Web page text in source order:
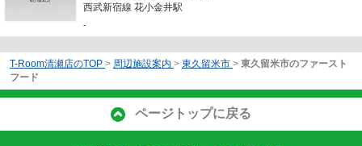
西武新宿線 花小金井駅
-
T-Room清瀬店のTOP > 周辺施設案内 > 東久留米市 > 東久留米市のファースト
フード
ページトップに戻る